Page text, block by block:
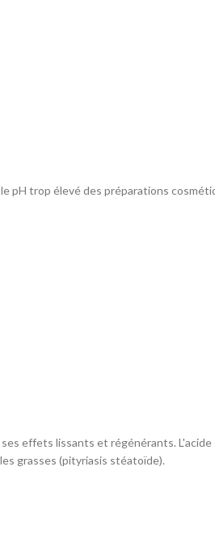
pH trop élevé des préparations
effets lissants et régénérants.
grasses (pityriasis stéatoïde).